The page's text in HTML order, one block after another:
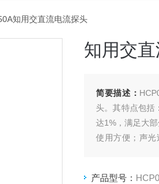
知用交直流电流探头
知用交
简要描述：
头。其特点包括
达1%，满足大
使用方便；声
产品型号：